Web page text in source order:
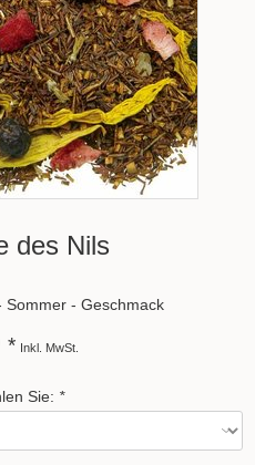
des Nils
- Geschmack
* Inkl. MwSt.
Sie: *